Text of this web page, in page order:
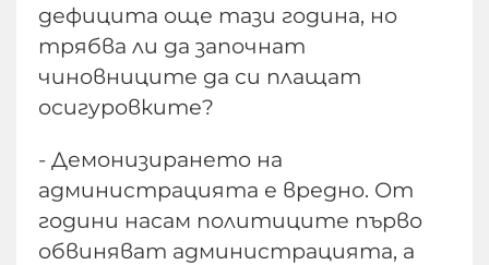
дефицита още тази година, но
трябва ли да започнат
чиновниците да си плащат
осигуровките?
- Демонизирането на
администрацията е вредно. От
години насам политиците първо
обвиняват администрацията, а